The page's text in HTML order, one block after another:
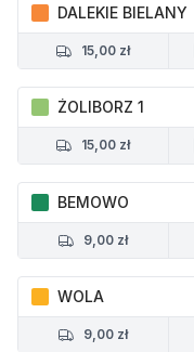
DALEKIE BIELANY
15,00 zł
ŻOLIBORZ 1
15,00 zł
BEMOWO
9,00 zł
WOLA
9,00 zł